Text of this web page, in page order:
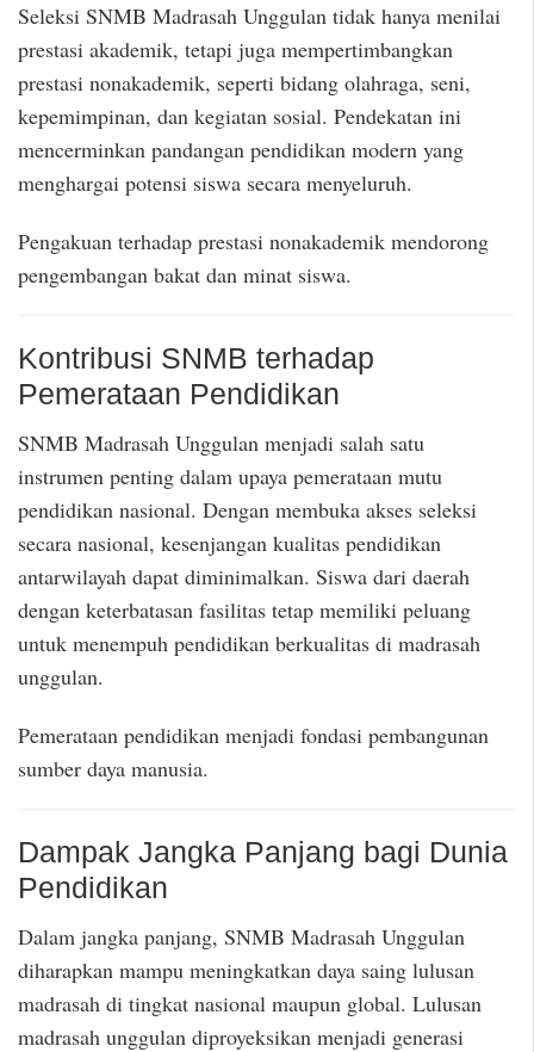
Seleksi SNMB Madrasah Unggulan tidak hanya menilai
prestasi akademik, tetapi juga mempertimbangkan
prestasi nonakademik, seperti bidang olahraga, seni,
kepemimpinan, dan kegiatan sosial. Pendekatan ini
mencerminkan pandangan pendidikan modern yang
menghargai potensi siswa secara menyeluruh.
Pengakuan terhadap prestasi nonakademik mendorong
pengembangan bakat dan minat siswa.
Kontribusi SNMB terhadap
Pemerataan Pendidikan
SNMB Madrasah Unggulan menjadi salah satu
instrumen penting dalam upaya pemerataan mutu
pendidikan nasional. Dengan membuka akses seleksi
secara nasional, kesenjangan kualitas pendidikan
antarwilayah dapat diminimalkan. Siswa dari daerah
dengan keterbatasan fasilitas tetap memiliki peluang
untuk menempuh pendidikan berkualitas di madrasah
unggulan.
Pemerataan pendidikan menjadi fondasi pembangunan
sumber daya manusia.
Dampak Jangka Panjang bagi Dunia
Pendidikan
Dalam jangka panjang, SNMB Madrasah Unggulan
diharapkan mampu meningkatkan daya saing lulusan
madrasah di tingkat nasional maupun global. Lulusan
madrasah unggulan diproyeksikan menjadi generasi